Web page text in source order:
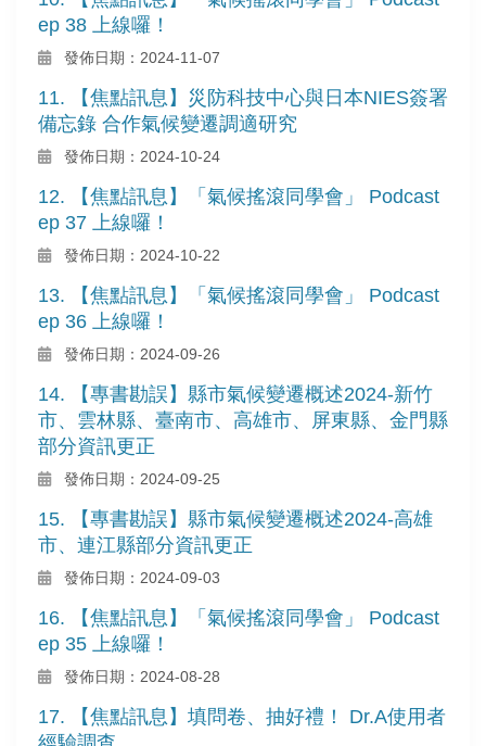
ep 38 上線囉！
發佈日期：2024-11-07
11. 【焦點訊息】災防科技中心與日本NIES簽署
備忘錄 合作氣候變遷調適研究
發佈日期：2024-10-24
12. 【焦點訊息】「氣候搖滾同學會」 Podcast
ep 37 上線囉！
發佈日期：2024-10-22
13. 【焦點訊息】「氣候搖滾同學會」 Podcast
ep 36 上線囉！
發佈日期：2024-09-26
14. 【專書勘誤】縣市氣候變遷概述2024-新竹
市、雲林縣、臺南市、高雄市、屏東縣、金門縣
部分資訊更正
發佈日期：2024-09-25
15. 【專書勘誤】縣市氣候變遷概述2024-高雄
市、連江縣部分資訊更正
發佈日期：2024-09-03
16. 【焦點訊息】「氣候搖滾同學會」 Podcast
ep 35 上線囉！
發佈日期：2024-08-28
17. 【焦點訊息】填問卷、抽好禮！ Dr.A使用者